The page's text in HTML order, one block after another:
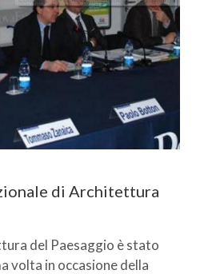
di Architettura
del Paesaggio è stato
volta in occasione della